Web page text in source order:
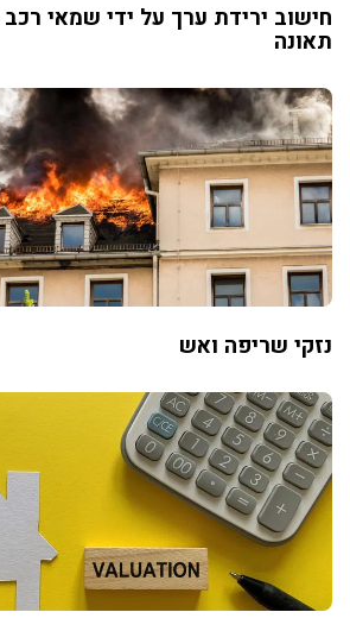
חישוב ירידת ערך על ידי שמאי
תאונה
נזקי שריפה ואש